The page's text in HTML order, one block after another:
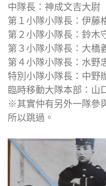
中隊長：神成文吉大尉
第１小隊小隊長：伊藤
第２小隊小隊長：鈴木
第３小隊小隊長：大橋
第４小隊小隊長：水野
特別小隊小隊長：中野
臨時移動大隊本部：山
※其實仲有另外一隊參
所以跳過。